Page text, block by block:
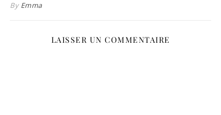
By Emma
LAISSER UN COMMENTAIRE